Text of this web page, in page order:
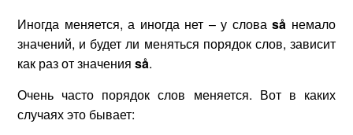
Иногда меняется, а иногда нет – у словаså немало
значений, и будет ли меняться порядок слов, зависит
как раз от значенияså.
Очень часто порядок слов меняется. Вот в каких
случаях это бывает: